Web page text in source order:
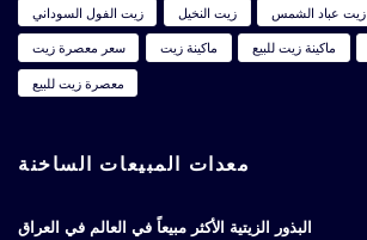
زيت الفول السوداني
زيت النخيل زيت عباد الشمس
سعر معصرة زيت
ماكينة زيت ماكينة زيت للبيع
معصرة زيت للبيع
معدات المبيعات الساخنة
البذور الزيتية الأكثر مبيعاً في العالم في العراق